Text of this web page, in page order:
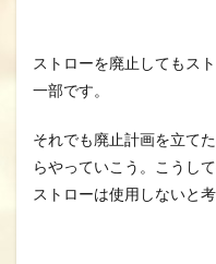
ストローを廃止してもス
一部です。
それでも廃止計画を立て
らやっていこう。こうし
ストローは使用しないと